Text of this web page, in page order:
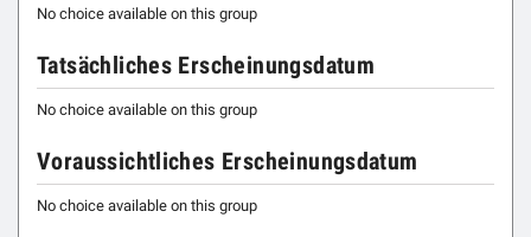
No choice available on this group
Tatsächliches Erscheinungsdatum
No choice available on this group
Voraussichtliches Erscheinungsdatum
No choice available on this group